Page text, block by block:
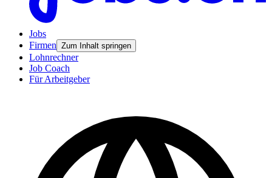
Jobs
Firmen Zum Inhalt springen
Lohnrechner
Job Coach
Für Arbeitgeber